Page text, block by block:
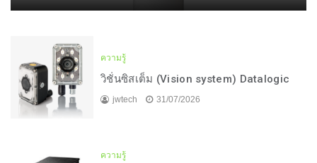
ความรู้
วิชั่นซิสเต็ม (Vision system) Datalogic
jwtech 31/07/2026
ความรู้